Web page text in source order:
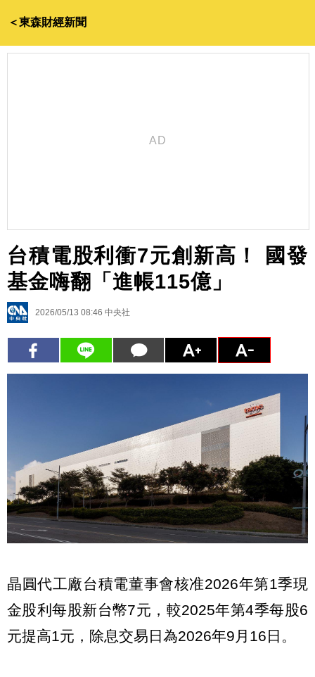
＜東森財經新聞
台積電股利衝7元創新高！ 國發
基金嗨翻「進帳115億」
2026/05/13 08:46 中央社
晶圓代工廠台積電董事會核准2026年第1季現
金股利每股新台幣7元，較2025年第4季每股6
元提高1元，除息交易日為2026年9月16日。